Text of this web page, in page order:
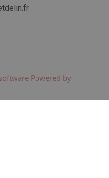
Powered by